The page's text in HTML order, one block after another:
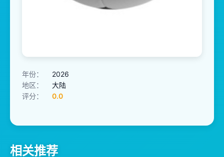
年份：
2026
地区：
大陆
评分：
0.0
相关推荐